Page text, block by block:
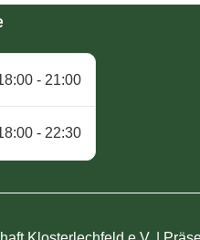
- 21:00
- 22:30